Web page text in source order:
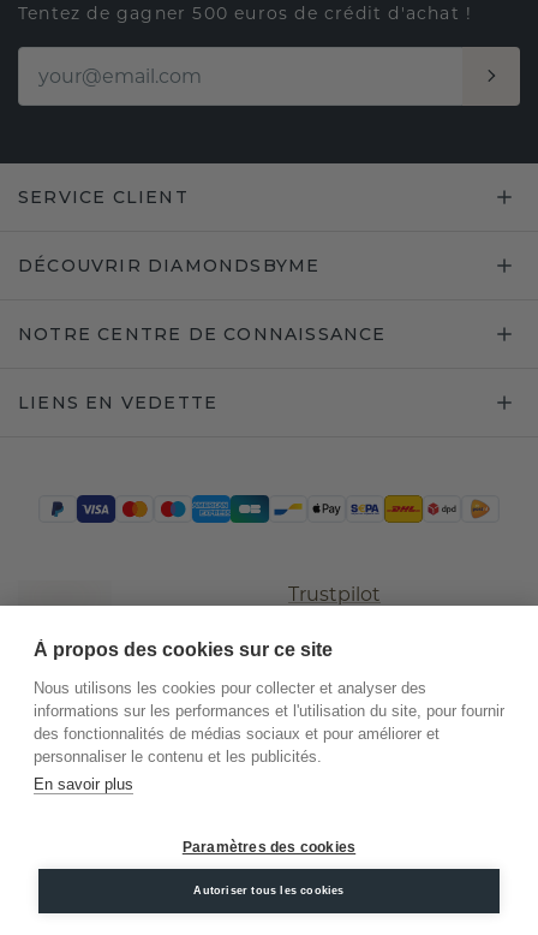
Tentez de gagner 500 euros de crédit d'achat !
SERVICE CLIENT
DÉCOUVRIR DIAMONDSBYME
NOTRE CENTRE DE CONNAISSANCE
LIENS EN VEDETTE
Trustpilot
.DiamondsByMe
Conditions
Confidentialité
Mentions
À propos des cookies sur ce site
Nous utilisons les cookies pour collecter et analyser des
informations sur les performances et l'utilisation du site, pour fournir
des fonctionnalités de médias sociaux et pour améliorer et
personnaliser le contenu et les publicités.
En savoir plus
Paramètres des cookies
Autoriser tous les cookies